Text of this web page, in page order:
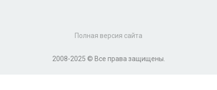
Полная версия сайта
2008-2025 © Все права защищены.